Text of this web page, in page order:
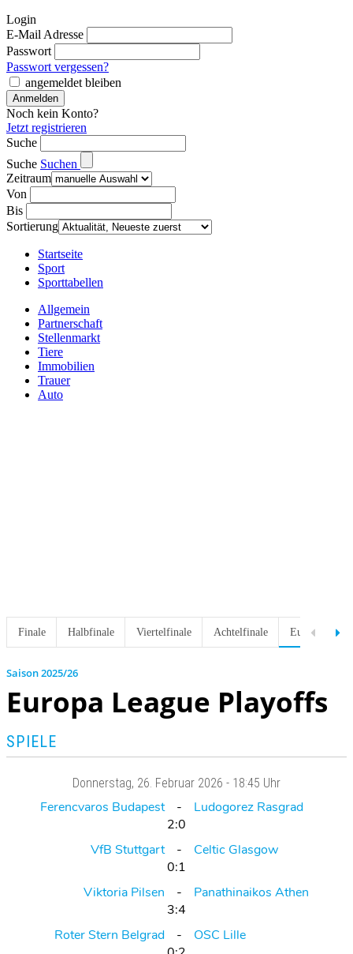
Login
E-Mail Adresse
Passwort
Passwort vergessen?
angemeldet bleiben
Noch kein Konto?
Jetzt registrieren
Suche
Suche Suchen
Zeitraum
Von
Bis
Sortierung
Startseite
Sport
Sporttabellen
Allgemein
Partnerschaft
Stellenmarkt
Tiere
Immobilien
Trauer
Auto
Finale Halbfinale Viertelfinale Achtelfinale Europa
2025/26
Europa League Playoffs
SPIELE
Donnerstag, 26. Februar 2026 - 18:45 Uhr
Ferencvaros Budapest
Ludogorez Rasgrad
2:0
VfB Stuttgart
Celtic Glasgow
0:1
Viktoria Pilsen
Panathinaikos Athen
3:4
Roter Stern Belgrad
OSC Lille